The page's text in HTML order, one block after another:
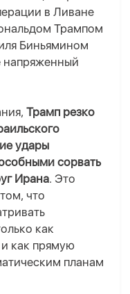
в Ливане
Трампом
Биньямином
напряженный
Трамп резко
удары
сорвать
Ирана. Это
что
как
как прямую
планам